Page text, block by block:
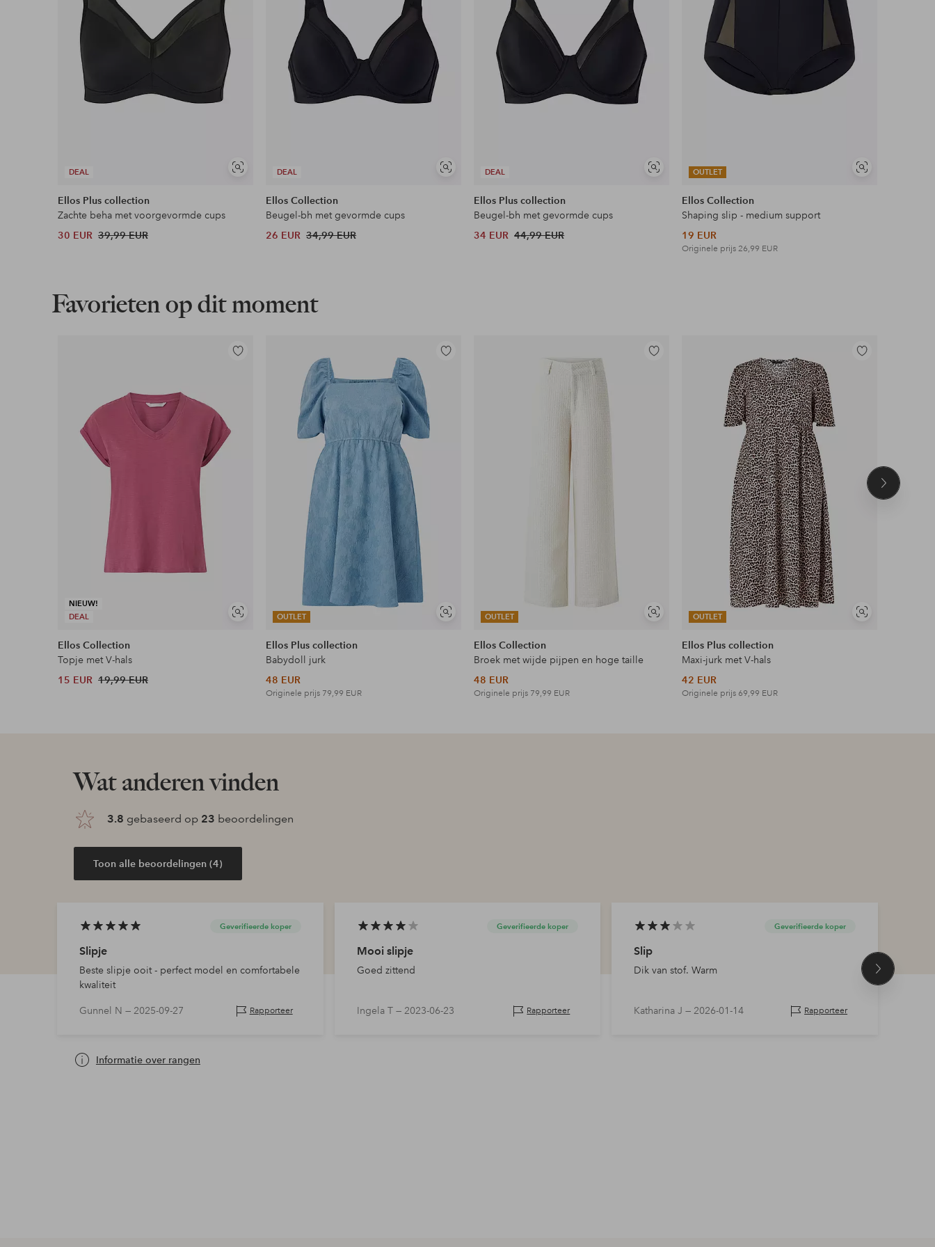
DEAL
Soortgelijke
Ellos Plus collection
Zachte beha met voorgevormde cups
30 EUR 39,99 EUR
DEAL
Soortgelijke
Ellos Collection
Beugel-bh met gevormde cups
26 EUR 34,99 EUR
DEAL
Soortgelijke
Ellos Plus collection
Beugel-bh met gevormde cups
34 EUR 44,99 EUR
OUTLET
Soortgelijke
Ellos Collection
Shaping slip - medium support
19 EUR
Originele prijs26,99 EUR
Favorieten op dit moment
NIEUW!
DEAL
Soortgelijke
Toevoegen
Ellos Collection
Topje met V-hals
15 EUR 19,99 EUR
OUTLET
Soortgelijke
Toevoegen
Ellos Plus collection
Babydoll jurk
48 EUR
Originele prijs 79,99 EUR
OUTLET
Soortgelijke
Toevoegen
Ellos Collection
Broek met wijde pijpen en hoge taille
48 EUR
Originele prijs 79,99 EUR
OUTLET
Soortgelijke
Toevoegen
Ellos Plus collection
Maxi-jurk met V-hals
42 EUR
Originele prijs 69,99 EUR
Volgend
Wat anderen vinden
3.8 gebaseerd op 23 beoordelingen
Toon alle beoordelingen (4)
Geverifieerde koper
Slipje
Beste slipje ooit - perfect model en comfortabele
kwaliteit
Gunnel N — 2025-09-27 Rapporteer
Geverifieerde koper
Mooi slipje
Goed zittend
Ingela T — 2023-06-23 Rapporteer
Geverifieerde koper
Slip
Dik van stof. Warm
Katharina J —2026-01-14 Rapporteer
Volgend
Informatie over rangen